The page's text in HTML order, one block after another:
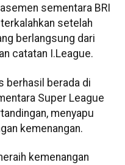
sementara BRI
setelah
berlangsung dari
catatan I.League.
berhasil berada di
Super League
menyapu
kemenangan.
kemenangan